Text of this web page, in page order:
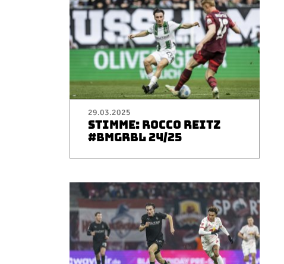
29.03.2025
STIMME: ROCCO REITZ
#BMGRBL 24/25